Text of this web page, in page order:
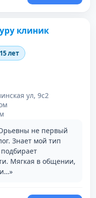
клиник
лет
ул, 9с2
не первый
Знает мой тип
Мягкая в общении,